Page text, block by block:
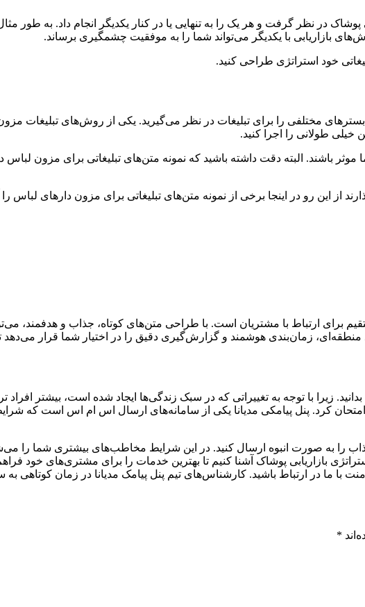
در نظر گرفت و هر یک را به تنهایی یا در کنار یکدیگر انجام داد. به طور
بازاریابی با یکدیگر می‌تواند شما را به موفقیت چشمگیری برساند.
خود استراتژی طراحی کنید.
بستر‌های مختلفی را برای تبلیغات در نظر می‌گیرید. یکی از روش‌های تبلیغات
خیلی طولانی را اجرا کنید.
موثر باشند. البته دقت داشته باشید که نمونه متن‌های تبلیغاتی برای مزون لباس
از این رو در اینجا برخی از نمونه متن‌های تبلیغاتی برای مزون دار‌های لباس را
برای ارتباط با مشتریان است. با طراحی متن‌های کوتاه، جذاب و هدفمند،
منطقه‌ای، زمان‌بندی هوشمند و گزارش‌گیری دقیق را در اختیار شما قرار می‌دهد تا
زیرا با توجه به تغییراتی که در سبک زندگی‌ها ایجاد شده است، بیشتر
کرد. پنل پیامکی مدیانا یکی از سامانه‌های ارسال اس ام اس است که
جذاب را به صورت انبوه ارسال کنید. در این شرایط مخاطب‌های بیشتری شما را
بازاریابی پوشاک آشنا کنیم تا بهترین خدمات را برای مشتری‌های خود فراهم
ما در ارتباط باشید. کارشناس‌های تیم پنل پیامک مدیانا در زمان کوتاهی به
*